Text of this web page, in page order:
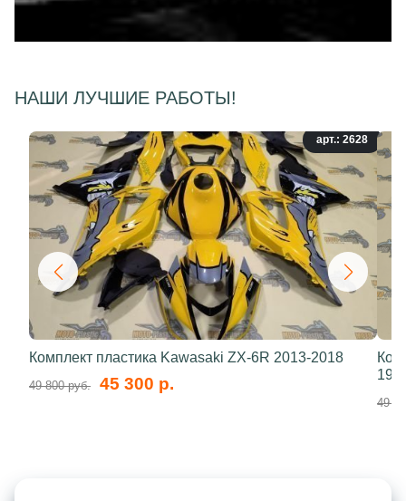
НАШИ ЛУЧШИЕ РАБОТЫ!
арт.: 2628
Комплект пластика Kawasaki ZX-6R 2013-2018
49 800 руб. 45 300 р.
49